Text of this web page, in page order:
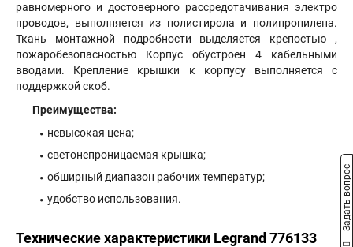
равномерного и достоверного рассредотачивания электро
проводов, выполняется из полистирола и полипропилена.
Ткань монтажной подробности выделяется крепостью ,
пожаробезопасностью Корпус обустроен 4 кабельными
вводами. Крепление крышки к корпусу выполняется с
поддержкой скоб.
Преимущества:
невысокая цена;
светонепроницаемая крышка;
обширный диапазон рабочих температур;
удобство использования.
Технические характеристики Legrand 776133
Задать вопрос